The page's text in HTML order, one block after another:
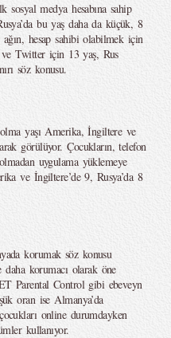
sosyal medya hesabına sahip
bu yaş daha da küçük, 8
hesap sahibi olabilmek için
ve Twitter için 13 yaş, Rus
söz konusu.
yaşı Amerika, İngiltere ve
görülüyor. Çocukların, telefon
uygulama yüklemeye
ve İngiltere’de 9, Rusya’da 8
korumak söz konusu
korumacı olarak öne
Parental Control gibi ebeveyn
oran ise Almanya’da
online durumdayken
kullanıyor.